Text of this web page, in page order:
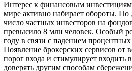
Интерес к финансовым инвестициям
мире активно набирает обороты.
число частных инвесторов на
превысило 8 млн человек. Особый
году в связи с падением
Появление брокерских сервисов от
порог входа и стимулирует входить
доверять другим способам